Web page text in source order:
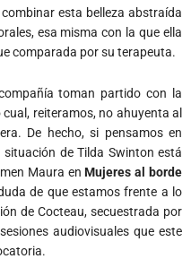
esta belleza abstraída
esa misma con la que ella
comparada por su terapeuta.
toman partido con la
reiteramos, no ahuyenta al
De hecho, si pensamos en
de Tilda Swinton está
Maura enMujeres al borde
de que estamos frente a lo
de Cocteau, secuestrada por
audiovisuales que este